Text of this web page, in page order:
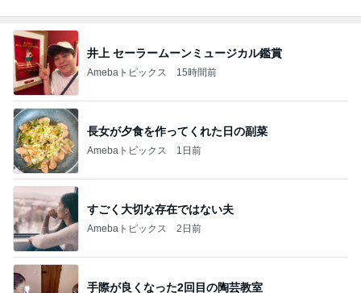
井上 セーラームーンミュージカル鑑賞
Amebaトピックス 15時間前
長女が夕食を作ってくれた日の副菜
Amebaトピックス 1日前
すごく大切な存在ではない夫
Amebaトピックス 2日前
手際が良くなった2回目の陶芸教室